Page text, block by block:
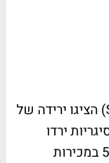
המכירות בחנויות זהות (Same Store Sales) הציגו ירידה של
ירדו
ב-2.1%. לשנה כולה, נרשמה ירידה של 5.4% במכירות